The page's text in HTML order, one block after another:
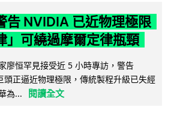
告 NVIDIA 已近物理極限
」可繞過摩爾定律瓶頸
廖恒罕見接受近 5 小時專訪，警告
頭正逼近物理極限，傳統製程升級已失經
為...
閱讀全文